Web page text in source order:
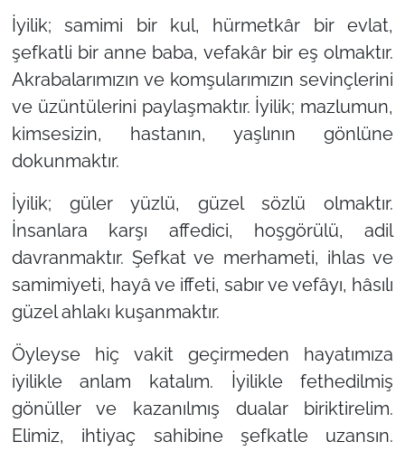
İyilik; samimi bir kul, hürmetkâr bir evlat,
şefkatli bir anne baba, vefakâr bir eş olmaktır.
Akrabalarımızın ve komşularımızın sevinçlerini
ve üzüntülerini paylaşmaktır. İyilik; mazlumun,
kimsesizin, hastanın, yaşlının gönlüne
dokunmaktır.
İyilik; güler yüzlü, güzel sözlü olmaktır.
İnsanlara karşı affedici, hoşgörülü, adil
davranmaktır. Şefkat ve merhameti, ihlas ve
samimiyeti, hayâ ve iffeti, sabır ve vefâyı, hâsılı
güzel ahlakı kuşanmaktır.
Öyleyse hiç vakit geçirmeden hayatımıza
iyilikle anlam katalım. İyilikle fethedilmiş
gönüller ve kazanılmış dualar biriktirelim.
Elimiz, ihtiyaç sahibine şefkatle uzansın.